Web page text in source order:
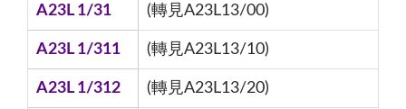
A23L 1/31 (轉見A23L13/00)
A23L 1/311 (轉見A23L13/10)
A23L 1/312 (轉見A23L13/20)